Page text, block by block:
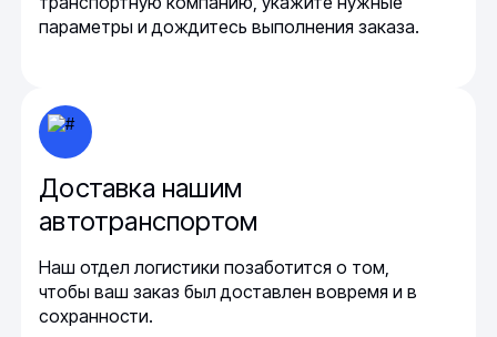
параметры и дождитесь выполнения заказа.
Доставка нашим
автотранспортом
Наш отдел логистики позаботится о том,
чтобы ваш заказ был доставлен вовремя и в
сохранности.